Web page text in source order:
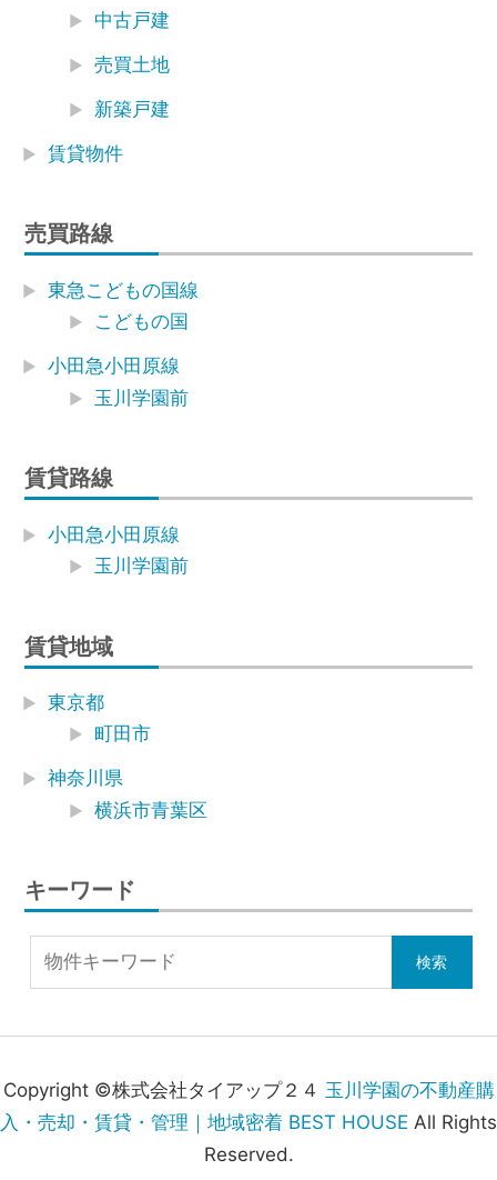
中古戸建
売買土地
新築戸建
賃貸物件
売買路線
東急こどもの国線
こどもの国
小田急小田原線
玉川学園前
賃貸路線
小田急小田原線
玉川学園前
賃貸地域
東京都
町田市
神奈川県
横浜市青葉区
キーワード
Copyright ©株式会社タイアップ２４ 玉川学園の不動産購
入・売却・賃貸・管理｜地域密着 BEST HOUSE All Rights
Reserved.